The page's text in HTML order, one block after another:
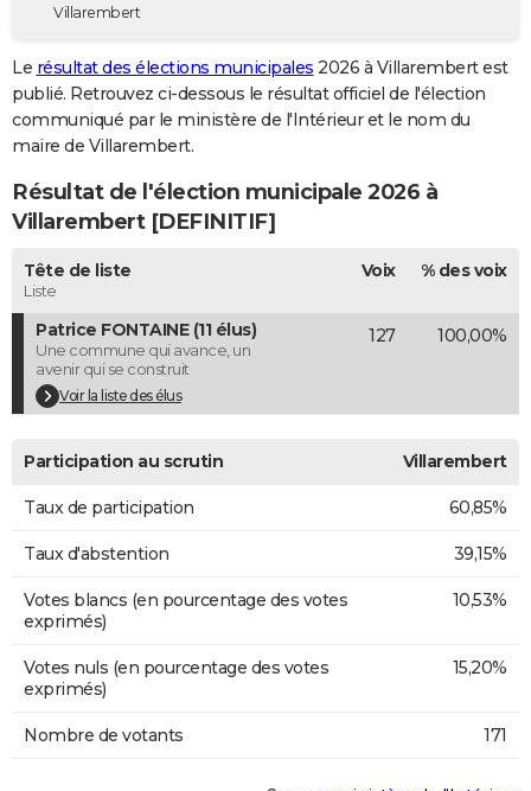
Destinations
City break
Voyage nature
Voyage de noces
Forum
GUIDES D'ACHAT
BONS PLANS
Carte de Noël
Carte Bonne année
Carte Saint-Valentin
Carte Pâques
Carte d'anniversaire
DICTIONNAIRE
Dictionnaire
Biographies
Citations
Expressions
Proverbes
PROGRAMME TV
COPAINS D'AVANT
S'inscrire
Se connecter
Lycées
Collèges
Primaires
Universités
Entreprises
Service militaire
Avis de recherche
AVIS DE DÉCÈS
FORUM
Bricolage
Lifestyle
Culture
Sport
Auto
Television
Voyage
Cinema
Villarembert
Le résultat des élections municipales 2026 à Villarembert est
publié. Retrouvez ci-dessous le résultat officiel de l'élection
communiqué par le ministère de l'Intérieur et le nom du
maire de Villarembert.
Résultat de l'élection municipale 2026 à
Villarembert [DEFINITIF]
Tête de liste
Liste
Voix % des voix
Patrice FONTAINE (11 élus)
Une commune qui avance, un
avenir qui se construit
Voir la liste des élus
127 100,00%
Participation au scrutin Villarembert
Taux de participation 60,85%
Taux d'abstention 39,15%
Votes blancs (en pourcentage des votes
exprimés)
10,53%
Votes nuls (en pourcentage des votes
exprimés)
15,20%
Nombre de votants 171